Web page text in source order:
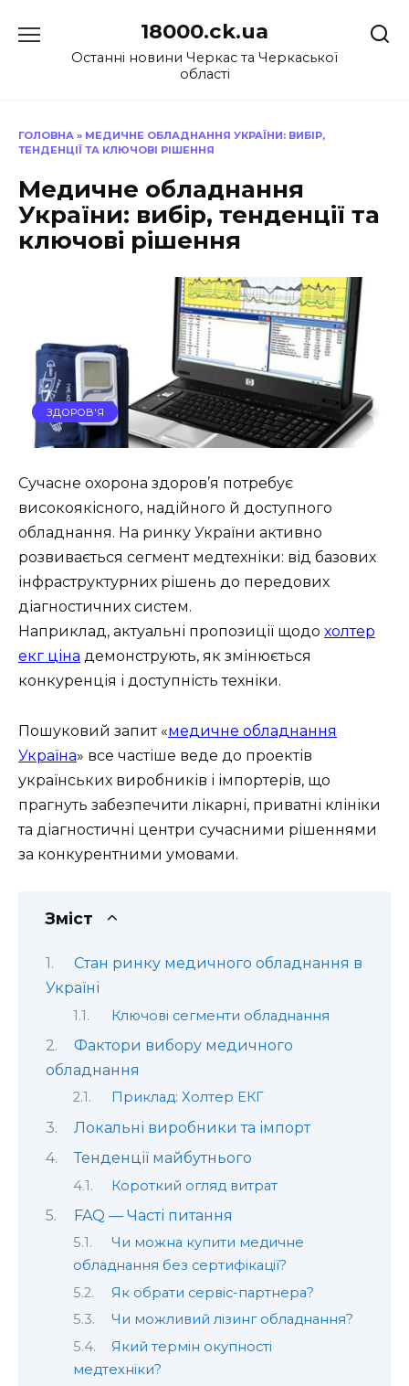
до
18000.ck.ua
Останні новини Черкас та Черкаської
області
ГОЛОВНА » МЕДИЧНЕ ОБЛАДНАННЯ УКРАЇНИ: ВИБІР,
ТЕНДЕНЦІЇ ТА КЛЮЧОВІ РІШЕННЯ
Медичне обладнання
України: вибір, тенденції та
ключові рішення
ЗДОРОВ'Я
Сучасне охорона здоров’я потребує
високоякісного, надійного й доступного
обладнання. На ринку України активно
розвивається сегмент медтехніки: від базових
інфраструктурних рішень до передових
діагностичних систем.
Наприклад, актуальні пропозиції щодо холтер
екг ціна демонструють, як змінюється
конкуренція і доступність техніки.
Пошуковий запит «медичне обладнання
Україна» все частіше веде до проектів
українських виробників і імпортерів, що
прагнуть забезпечити лікарні, приватні клініки
та діагностичні центри сучасними рішеннями
за конкурентними умовами.
Зміст
Стан ринку медичного обладнання в
Україні
Ключові сегменти обладнання
Фактори вибору медичного
обладнання
Приклад: Холтер ЕКГ
Локальні виробники та імпорт
Тенденції майбутнього
Короткий огляд витрат
FAQ — Часті питання
Чи можна купити медичне
обладнання без сертифікації?
Як обрати сервіс-партнера?
Чи можливий лізинг обладнання?
Який термін окупності
медтехніки?